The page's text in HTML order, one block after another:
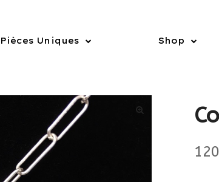
Pièces Uniques Shop